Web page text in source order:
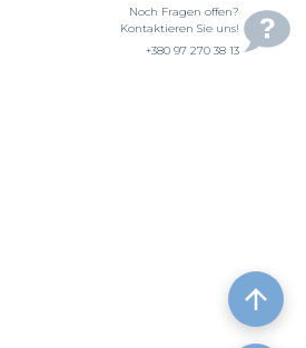
Noch Fragen offen?
Kontaktieren Sie uns!
+380 97 270 38 13